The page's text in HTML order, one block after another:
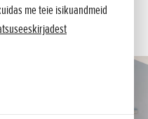
me teie isikuandmeid
new tab